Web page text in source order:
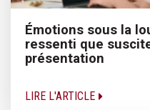
Émotions sous la
ressenti que
présentation
LIRE L'ARTICLE